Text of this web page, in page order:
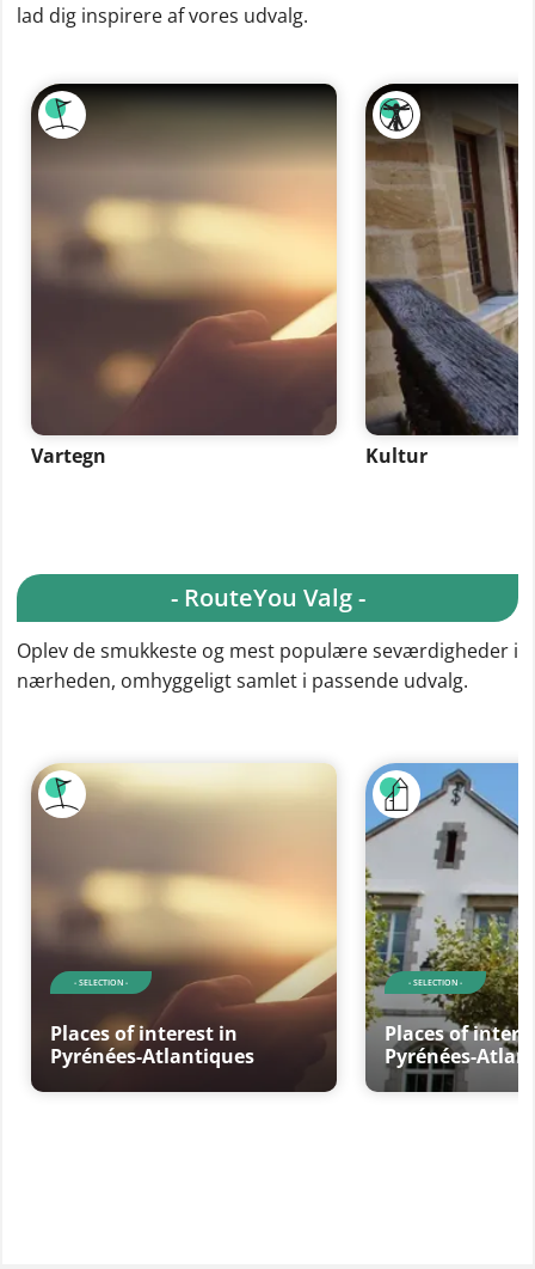
lad dig inspirere af vores udvalg.
Vartegn Kultur
- RouteYou Valg -
Oplev de smukkeste og mest populære seværdigheder i
nærheden, omhyggeligt samlet i passende udvalg.
- SELECTION -
Places of interest in
Pyrénées-Atlantiques
- SELECTION -
Places of
Pyrénées-